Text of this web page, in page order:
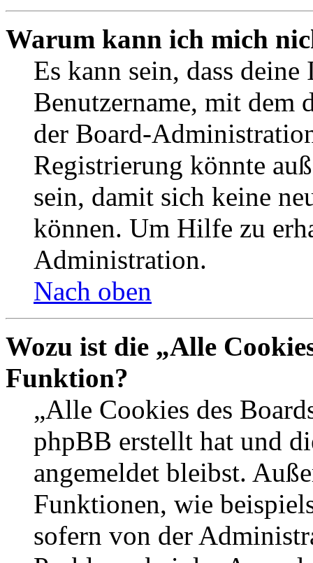
Warum kann ich mich
Es kann sein, dass
Benutzername, mit dem
der Board-
Registrierung könnte
sein, damit sich keine
können. Um Hilfe zu
Administration.
Nach oben
Wozu ist die „Alle
Funktion?
„Alle Cookies des
phpBB erstellt hat und
angemeldet bleibst.
Funktionen, wie
sofern von der